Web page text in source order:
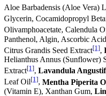
Aloe Barbadensis (Aloe Vera)
Glycerin, Cocamidopropyl
Olivamphoacetate, Calendula
Panthenol, Algin, Ascorbic
Citrus Grandis Seed Extract[1],
Helianthus Annus (Sunflower)
Extract[1], Lavandula
Leaf Oil[1], Mentha Piperita
(Vitamin E), Xanthan Gum,